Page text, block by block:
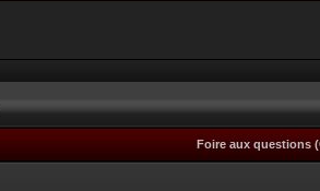
Foire aux questions